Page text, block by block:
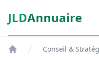
Aspect SDM
JLDAnnuaire
Conseil &